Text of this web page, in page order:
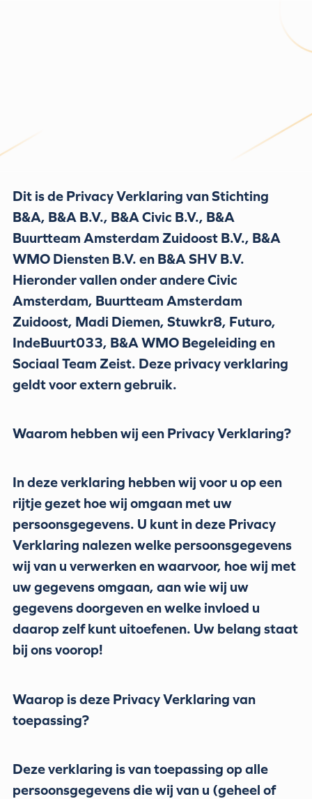
Dit is de Privacy Verklaring van Stichting
B&A, B&A B.V., B&A Civic B.V., B&A
Buurtteam Amsterdam Zuidoost B.V., B&A
WMO Diensten B.V. en B&A SHV B.V.
Hieronder vallen onder andere Civic
Amsterdam, Buurtteam Amsterdam
Zuidoost, Madi Diemen, Stuwkr8, Futuro,
IndeBuurt033, B&A WMO Begeleiding en
Sociaal Team Zeist. Deze privacy verklaring
geldt voor extern gebruik.
Waarom hebben wij een Privacy Verklaring?
In deze verklaring hebben wij voor u op een
rijtje gezet hoe wij omgaan met uw
persoonsgegevens. U kunt in deze Privacy
Verklaring nalezen welke persoonsgegevens
wij van u verwerken en waarvoor, hoe wij met
uw gegevens omgaan, aan wie wij uw
gegevens doorgeven en welke invloed u
daarop zelf kunt uitoefenen. Uw belang staat
bij ons voorop!
Waarop is deze Privacy Verklaring van
toepassing?
Deze verklaring is van toepassing op alle
persoonsgegevens die wij van u (geheel of